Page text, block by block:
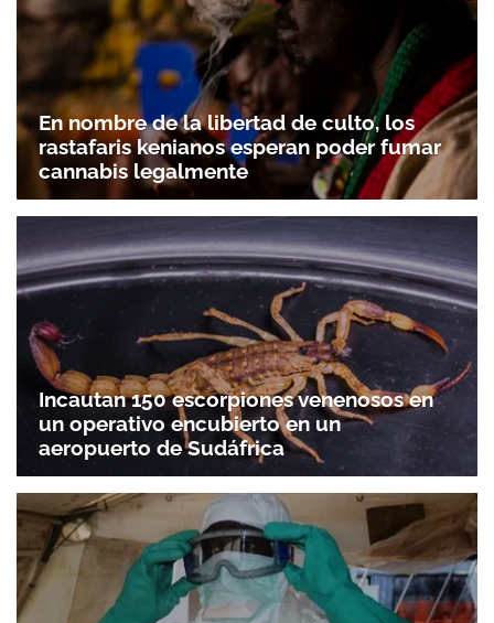
En nombre de la libertad de culto, los
rastafaris kenianos esperan poder fumar
cannabis legalmente
Incautan 150 escorpiones venenosos en
un operativo encubierto en un
aeropuerto de Sudáfrica